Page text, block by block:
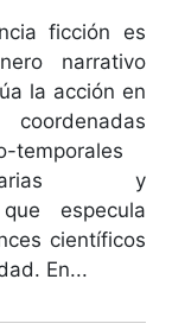
ficción es
narrativo
la acción en
temporales
y
especula
científicos
En...